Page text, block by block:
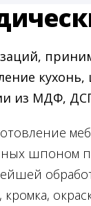
из МДФ,
шпоном
кромка,